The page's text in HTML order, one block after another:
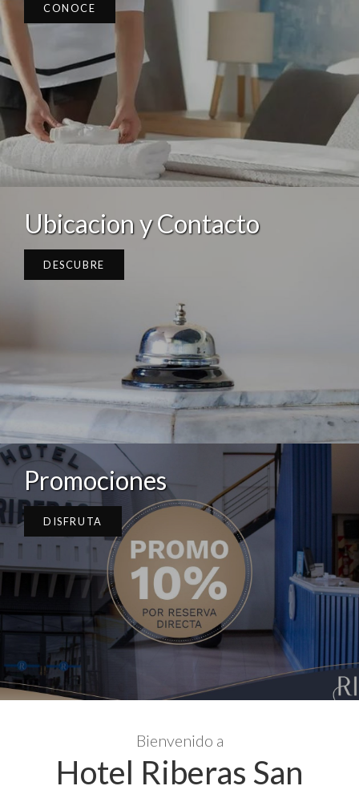
CONOCE
Ubicacion y Contacto
DESCUBRE
Promociones
DISFRUTA
Bienvenido a
Hotel Riberas San